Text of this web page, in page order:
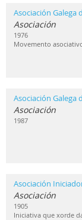
Asociación Galega
Asociación
1976
Movemento
Asociación Galega
Asociación
1987
Asociación
Asociación
1905
Iniciativa que xorde